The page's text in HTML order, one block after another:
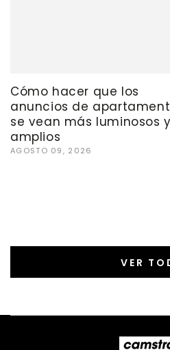
Cómo hacer que los
anuncios de
se vean más luminosos y
amplios
AGOSTO 09, 2026
VER